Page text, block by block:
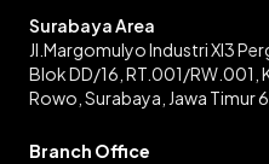
Surabaya Area
Jl.Margomulyo Industri XI3
Blok DD/16, RT.001/RW.001,
Rowo, Surabaya, Jawa Timur
Branch Office